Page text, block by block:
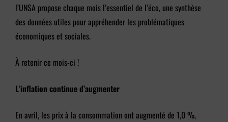
l’UNSA propose chaque mois l’essentiel de l’éco, une synthèse
des données utiles pour appréhender les problématiques
économiques et sociales.
À retenir ce mois-ci !
L’inflation continue d’augmenter
En avril, les prix à la consommation ont augmenté de 1,0 %,